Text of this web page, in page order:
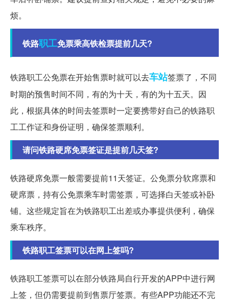
烦。
铁路职工免票乘高铁检票提前几天?
铁路职工公免票在开始售票时就可以去车站签票了，不同
时期的预售时间不同，有的为十天，有的为十五天。因
此，根据具体的时间去签票时一定要携带好自己的铁路职
工工作证和身份证明，确保签票顺利。
请问铁路硬席免票签证是提前几天签?
铁路硬席免票一般需要提前11天签证。公免票分软席票和
硬席票，持有公免票乘车时需签票，可选择白天签或补卧
铺。这些规定旨在为铁路职工出差或办事提供便利，确保
乘车秩序。
铁路职工签票可以在网上签吗?
铁路职工签票可以在部分铁路局自行开发的APP中进行网
上签，但仍需要提前到售票厅签票。有些APP功能还不完